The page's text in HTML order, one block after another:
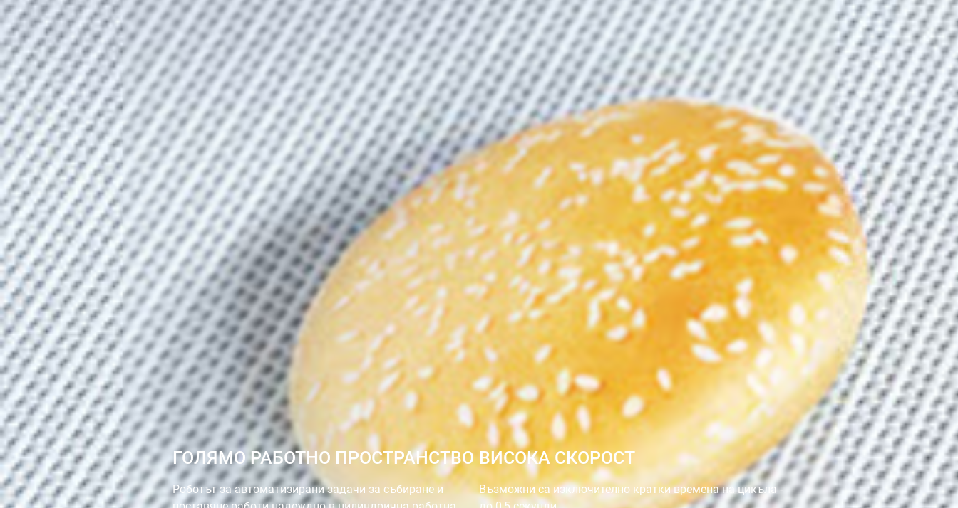
ГОЛЯМО РАБОТНО ПРОСТРАНСТВО
Роботът за автоматизирани задачи за събиране и
ВИСОКА СКОРОСТ
Възможни са изключително кратки времена на цикъла -